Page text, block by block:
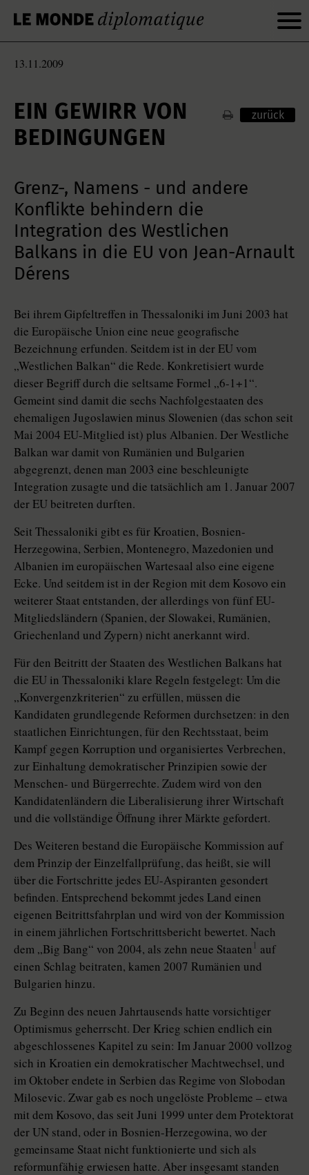
13.11.2009
EIN GEWIRR VON
BEDINGUNGEN
zurück
Grenz-, Namens - und andere
Konflikte behindern die
Integration des Westlichen
Balkans in die EU von Jean-Arnault
Dérens
Bei ihrem Gipfeltreffen in Thessaloniki im Juni 2003 hat
die Europäische Union eine neue geografische
Bezeichnung erfunden. Seitdem ist in der EU vom
„Westlichen Balkan“ die Rede. Konkretisiert wurde
dieser Begriff durch die seltsame Formel „6-1+1“.
Gemeint sind damit die sechs Nachfolgestaaten des
ehemaligen Jugoslawien minus Slowenien (das schon seit
Mai 2004 EU-Mitglied ist) plus Albanien. Der Westliche
Balkan war damit von Rumänien und Bulgarien
abgegrenzt, denen man 2003 eine beschleunigte
Integration zusagte und die tatsächlich am 1. Januar 2007
der EU beitreten durften.
Seit Thessaloniki gibt es für Kroatien, Bosnien-
Herzegowina, Serbien, Montenegro, Mazedonien und
Albanien im europäischen Wartesaal also eine eigene
Ecke. Und seitdem ist in der Region mit dem Kosovo ein
weiterer Staat entstanden, der allerdings von fünf EU-
Mitgliedsländern (Spanien, der Slowakei, Rumänien,
Griechenland und Zypern) nicht anerkannt wird.
Für den Beitritt der Staaten des Westlichen Balkans hat
die EU in Thessaloniki klare Regeln festgelegt: Um die
„Konvergenzkriterien“ zu erfüllen, müssen die
Kandidaten grundlegende Reformen durchsetzen: in den
staatlichen Einrichtungen, für den Rechtsstaat, beim
Kampf gegen Korruption und organisiertes Verbrechen,
zur Einhaltung demokratischer Prinzipien sowie der
Menschen- und Bürgerrechte. Zudem wird von den
Kandidatenländern die Liberalisierung ihrer Wirtschaft
und die vollständige Öffnung ihrer Märkte gefordert.
Des Weiteren bestand die Europäische Kommission auf
dem Prinzip der Einzelfallprüfung, das heißt, sie will
über die Fortschritte jedes EU-Aspiranten gesondert
befinden. Entsprechend bekommt jedes Land einen
eigenen Beitrittsfahrplan und wird von der Kommission
in einem jährlichen Fortschrittsbericht bewertet. Nach
dem „Big Bang“ von 2004, als zehn neue Staaten 1 auf
einen Schlag beitraten, kamen 2007 Rumänien und
Bulgarien hinzu.
Zu Beginn des neuen Jahrtausends hatte vorsichtiger
Optimismus geherrscht. Der Krieg schien endlich ein
abgeschlossenes Kapitel zu sein: Im Januar 2000 vollzog
sich in Kroatien ein demokratischer Machtwechsel, und
im Oktober endete in Serbien das Regime von Slobodan
Milosevic. Zwar gab es noch ungelöste Probleme – etwa
mit dem Kosovo, das seit Juni 1999 unter dem Protektorat
der UN stand, oder in Bosnien-Herzegowina, wo der
gemeinsame Staat nicht funktionierte und sich als
reformunfähig erwiesen hatte. Aber insgesamt standen